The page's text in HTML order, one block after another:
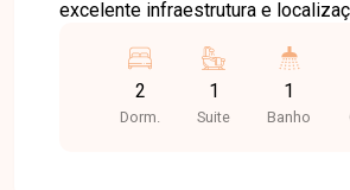
excelente infraestrutura e
à Universidade Federal de
região conta com ampla oferta de
supermercados, restaurantes,
2
Dorm.
1
Suite
1
Banho